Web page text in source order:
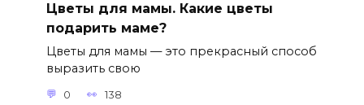
Цветы для мамы. Какие цветы
подарить маме?
Цветы для мамы — это прекрасный способ
выразить свою
0 138